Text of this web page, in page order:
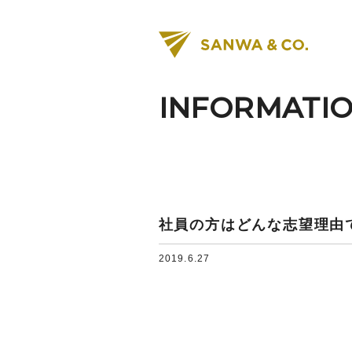
社員の方はどんな志望理由
2019.6.27